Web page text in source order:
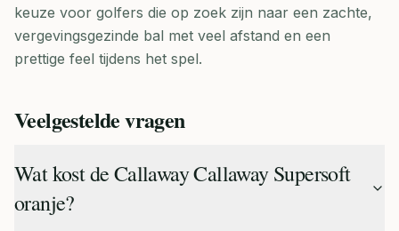
keuze voor golfers die op zoek zijn naar een zachte,
vergevingsgezinde bal met veel afstand en een
prettige feel tijdens het spel.
Veelgestelde vragen
Wat kost de Callaway Callaway Supersoft
oranje?